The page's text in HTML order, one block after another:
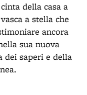
della casa a
a stella che
ancora
sua nuova
dei saperi e della